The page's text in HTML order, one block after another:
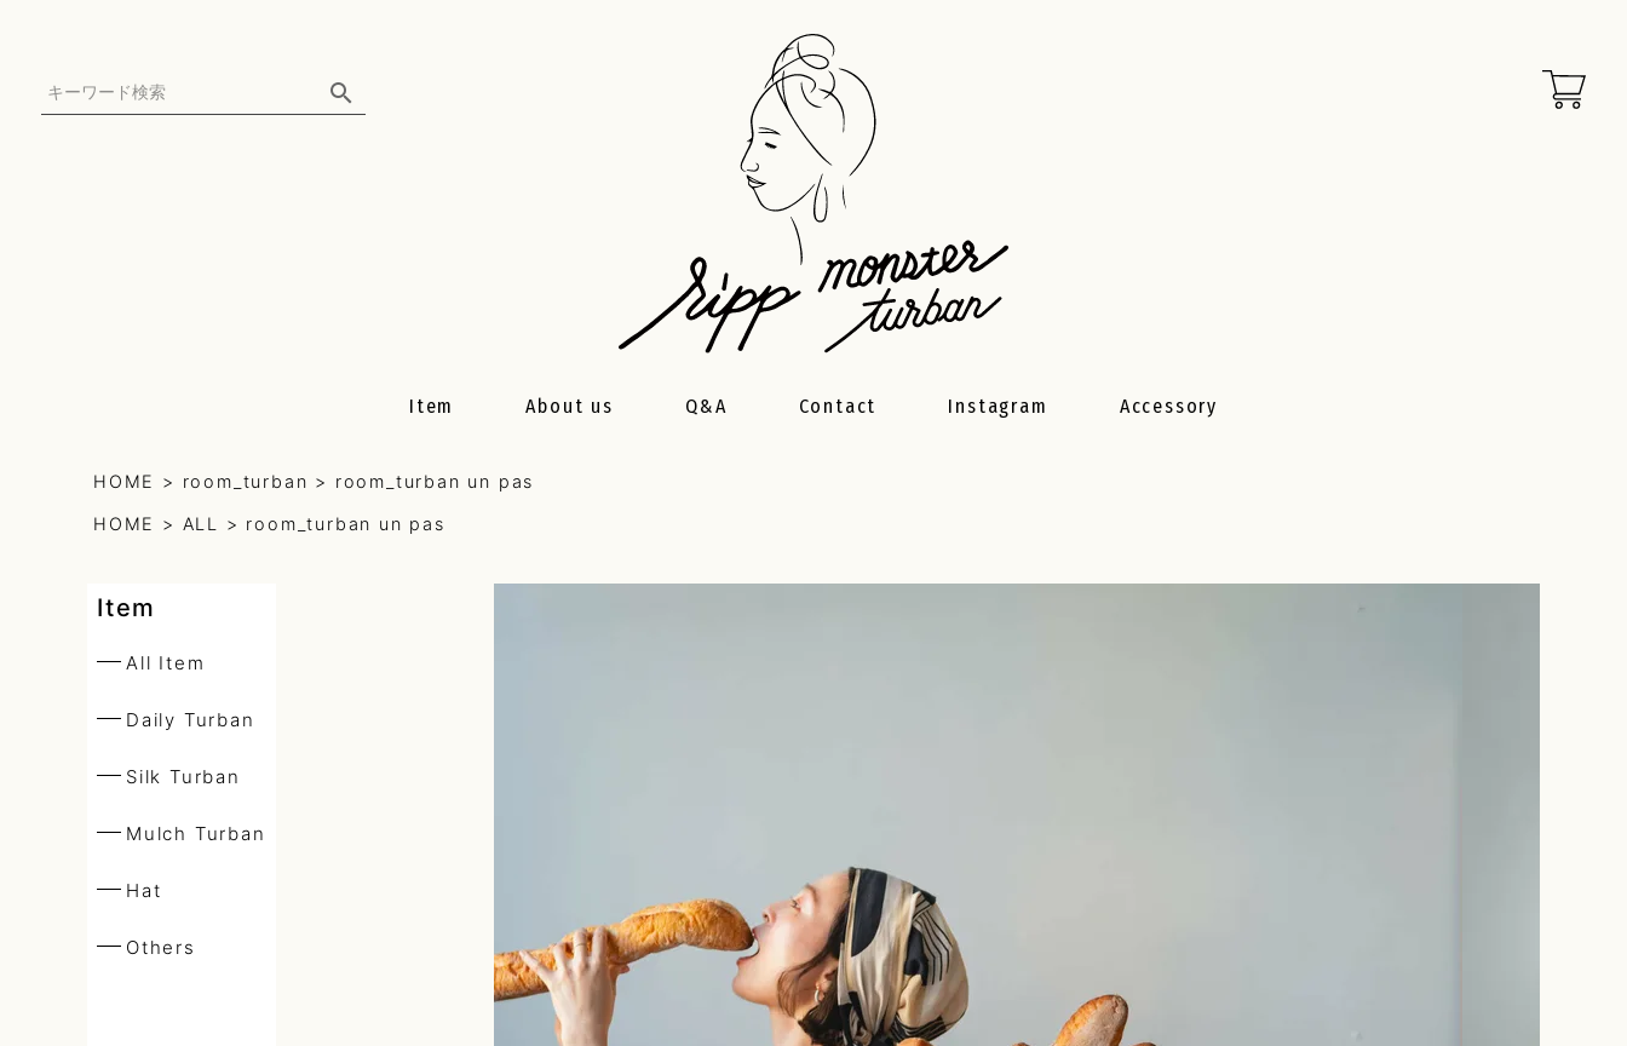
Item
All Item
Daily Turban
About us
活動と願い
Q&A Contact Instagram Accessory
HOME room_turban room_turban un pas
HOME ALL room_turban un pas
Item
All Item
Daily Turban
Silk Turban
Mulch Turban
Hat
Others